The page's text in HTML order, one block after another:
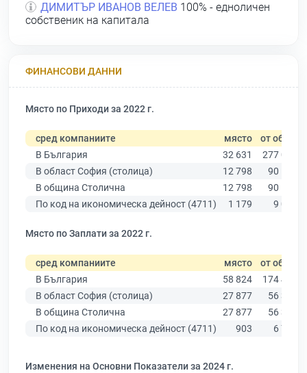
ДИМИТЪР ИВАНОВ ВЕЛЕВ 100% - едноличен
собственик на капитала
ФИНАНСОВИ ДАННИ
Място по Приходи за 2022 г.
сред компаниите място от общо
В България
32 631
277 019
В област София (столица)
12 798
90 178
В община Столична
12 798
90 178
По код на икономическа дейност (4711)
1 179 9 025
Място по Заплати за 2022 г.
сред компаниите място от общо
В България
58 824
174 403
В област София (столица)
27 877
56 378
В община Столична
27 877
56 378
По код на икономическа дейност (4711)
903 6 773
Изменения на Основни Показатели за 2024 г.